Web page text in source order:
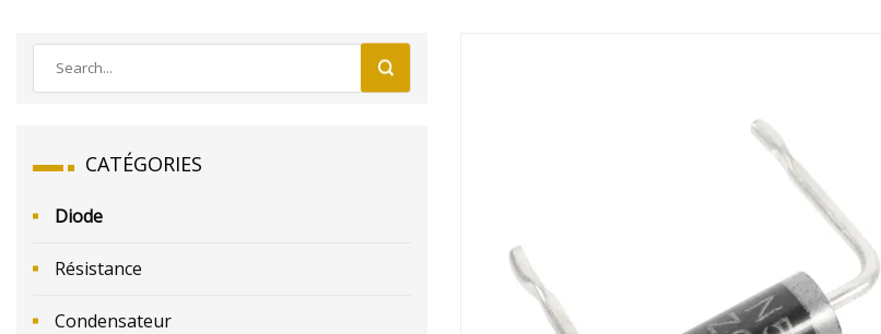
CATÉGORIES
Diode
Résistance
Condensateur